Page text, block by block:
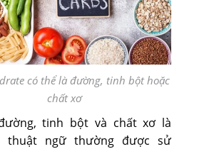
có thể là đường, tinh bột hoặc
chất xơ
tinh bột và chất xơ là
thuật ngữ thường được sử